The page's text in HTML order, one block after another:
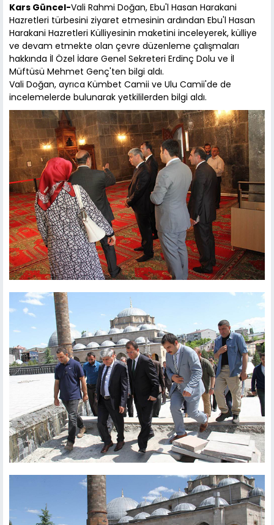
Kars Güncel-Vali Rahmi Doğan, Ebu'l Hasan Harakani
Hazretleri türbesini ziyaret etmesinin ardından Ebu'l Hasan
Harakani Hazretleri Külliyesinin maketini inceleyerek, külliye
ve devam etmekte olan çevre düzenleme çalışmaları
hakkında İl Özel İdare Genel Sekreteri Erdinç Dolu ve İl
Müftüsü Mehmet Genç'ten bilgi aldı.
Vali Doğan, ayrıca Kümbet Camii ve Ulu Camii'de de
incelemelerde bulunarak yetkililerden bilgi aldı.